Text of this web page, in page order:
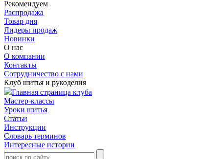
Рекомендуем
Распродажа
Товар дня
Лидеры продаж
Новинки
О нас
О компании
Контакты
Сотрудничество с нами
Клуб шитья и рукоделия
Главная страница клуба
Мастер-классы
Уроки шитья
Статьи
Инструкции
Словарь терминов
Интересные истории